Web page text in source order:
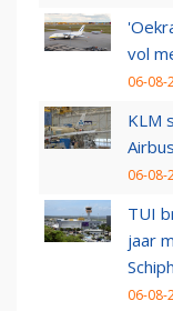
vol
06-08-
KLM
06-08-
TUI
jaar
06-08-